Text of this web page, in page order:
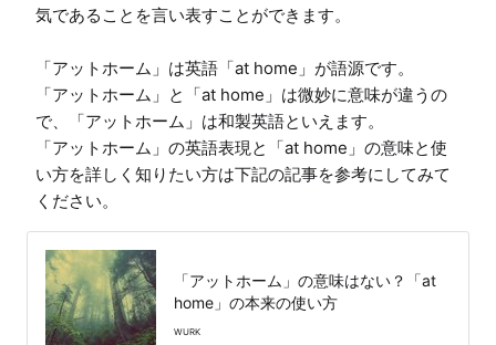
気であることを言い表すことができます。
「アットホーム」は英語「at home」が語源です。
「アットホーム」と「at home」は微妙に意味が違うの
で、「アットホーム」は和製英語といえます。
「アットホーム」の英語表現と「at home」の意味と使
い方を詳しく知りたい方は下記の記事を参考にしてみて
ください。
「アットホーム」の意味はない？「at
home」の本来の使い方
WURK